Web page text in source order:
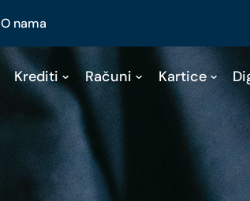
O nama
Krediti Računi Kartice